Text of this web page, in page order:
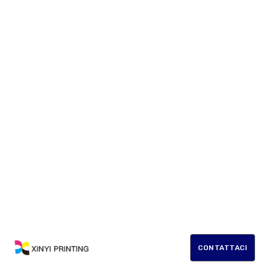
CONTATTACI